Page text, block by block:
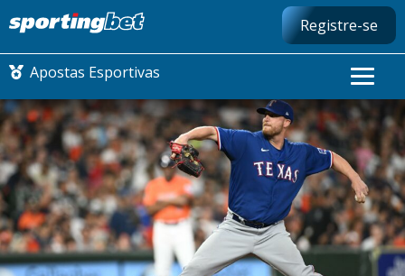
Registre-se
Apostas Esportivas
CONMEBOL LIBERTADORES
FUTEBOL NACIONAL
FUTEBOL INTERNACIONAL